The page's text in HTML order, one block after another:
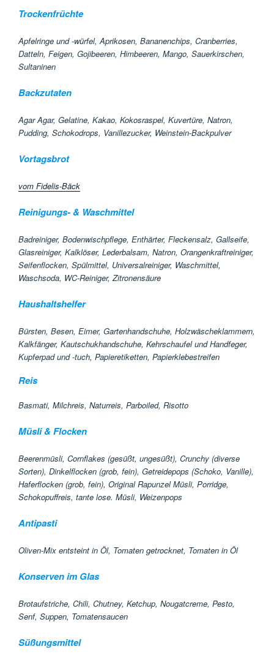
Trockenfrüchte
Apfelringe und -würfel, Aprikosen, Bananenchips, Cranberries,
Datteln, Feigen, Gojibeeren, Himbeeren, Mango, Sauerkirschen,
Sultaninen
Backzutaten
Agar Agar, Gelatine, Kakao, Kokosraspel, Kuvertüre, Natron,
Pudding, Schokodrops, Vanillezucker, Weinstein-Backpulver
Vortagsbrot
vom Fidelis-Bäck
Reinigungs- & Waschmittel
Badreiniger, Bodenwischpflege, Enthärter, Fleckensalz, Gallseife,
Glasreiniger, Kalklöser, Lederbalsam, Natron, Orangenkraftreiniger,
Seifenflocken, Spülmittel, Universalreiniger, Waschmittel,
Waschsoda, WC-Reiniger, Zitronensäure
Haushaltshelfer
Bürsten, Besen, Eimer, Gartenhandschuhe, Holzwäscheklammern,
Kalkfänger, Kautschukhandschuhe, Kehrschaufel und Handfeger,
Kupferpad und -tuch, Papieretiketten, Papierklebestreifen
Reis
Basmati, Milchreis, Naturreis, Parboiled, Risotto
Müsli & Flocken
Beerenmüsli, Cornflakes (gesüßt, ungesüßt), Crunchy (diverse
Sorten), Dinkelflocken (grob, fein), Getreidepops (Schoko, Vanille),
Haferflocken (grob, fein), Original Rapunzel Müsli, Porridge,
Schokopuffreis, tante lose. Müsli, Weizenpops
Antipasti
Oliven-Mix entsteint in Öl, Tomaten getrocknet, Tomaten in Öl
Konserven im Glas
Brotaufstriche, Chili, Chutney, Ketchup, Nougatcreme, Pesto,
Senf, Suppen, Tomatensaucen
Süßungsmittel